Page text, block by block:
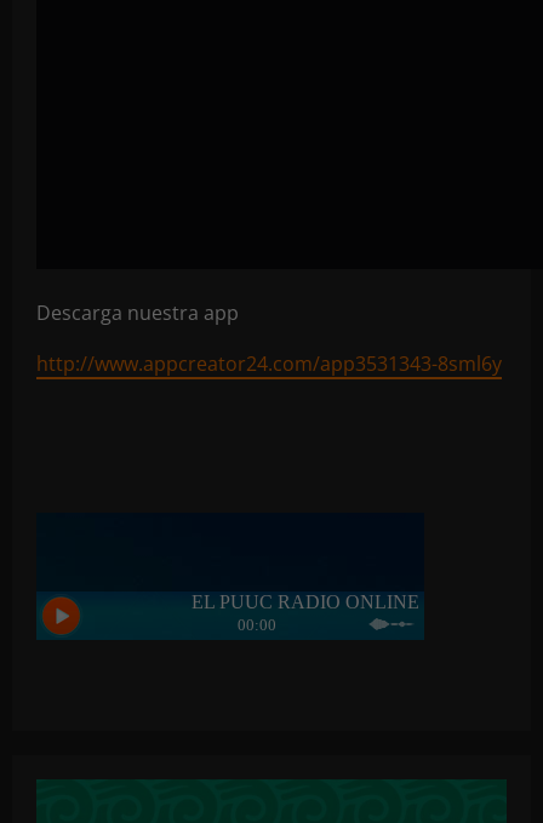
Descarga nuestra app
http://www.appcreator24.com/app3531343-8sml6y